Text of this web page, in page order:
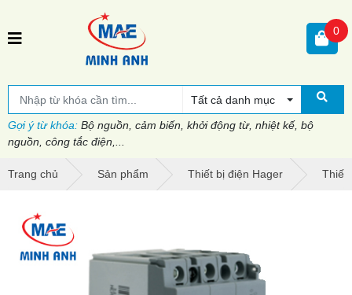
Tất cả danh mục
Gợi ý từ khóa: Bộ nguồn, cảm biến, khởi động từ, nhiệt kế, bộ
nguồn, công tắc điện,...
0
Trang chủ Sản phẩm Thiết bị điện Hager Thiết